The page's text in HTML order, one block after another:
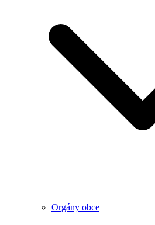
Orgány obce